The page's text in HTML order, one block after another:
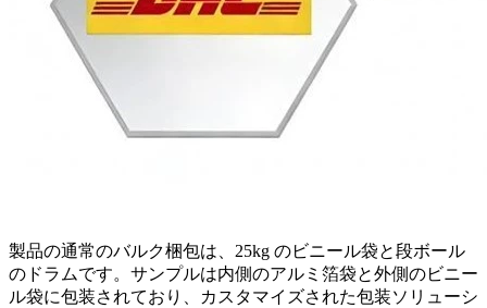
製品の通常のバルク梱包は、25kg のビニール袋と段ボール
のドラムです。サンプルは内側のアルミ箔袋と外側のビニー
ル袋に包装されており、カスタマイズされた包装ソリューシ